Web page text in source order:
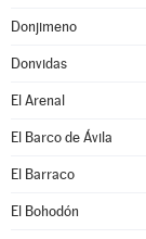
Donjimeno
Donvidas
El Arenal
El Barco de Ávila
El Barraco
El Bohodón